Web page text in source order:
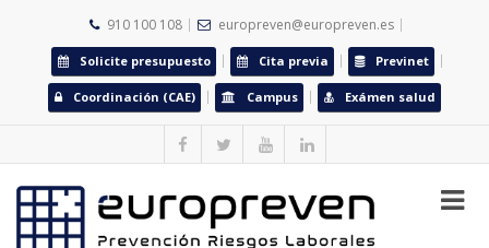
910 100 108 europreven@europreven.es
Solicite presupuesto Cita previa Previnet
Coordinación (CAE) Campus Exámen salud